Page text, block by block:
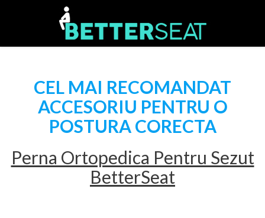
CEL MAI RECOMANDAT
ACCESORIU PENTRU O
POSTURA CORECTA
Perna Ortopedica Pentru Sezut
BetterSeat